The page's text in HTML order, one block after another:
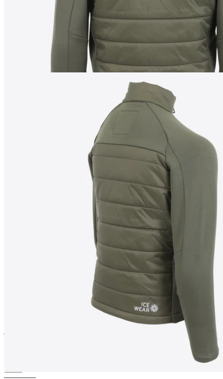
VESTFIRÐIRKids light hybrid
————